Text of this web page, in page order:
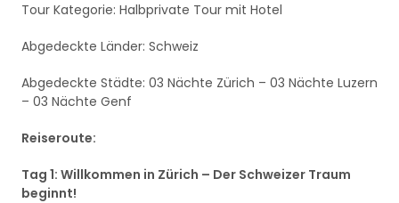
Tour Kategorie: Halbprivate Tour mit Hotel
Abgedeckte Länder: Schweiz
Abgedeckte Städte: 03 Nächte Zürich – 03 Nächte Luzern
– 03 Nächte Genf
Reiseroute:
Tag 1: Willkommen in Zürich – Der Schweizer Traum
beginnt!